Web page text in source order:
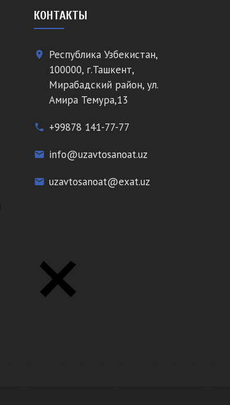
КОНТАКТЫ
place
Республика Узбекистан,
100000, г.Ташкент,
Мирабадский район, ул.
Амира Темура,13
phone +99878 141-77-77
email info@uzavtosanoat.uz
email uzavtosanoat@exat.uz